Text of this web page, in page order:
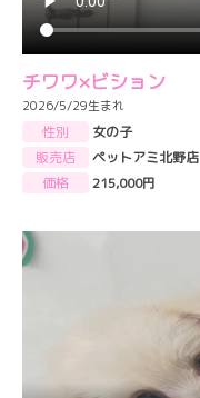
チワワ×ビション
2026/5/29生まれ
性別
女の子
販売店
ペットアミ北野店
価格
215,000円